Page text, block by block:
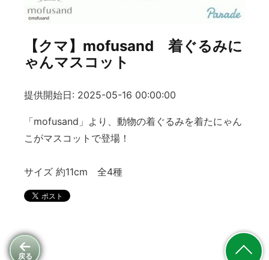
戻る
【クマ】mofusand 着ぐるみに
ゃんマスコット
提供開始日: 2025-05-16 00:00:00
「mofusand」より、動物の着ぐるみを着たにゃん
こがマスコットで登場！
サイズ 約11cm 全4種